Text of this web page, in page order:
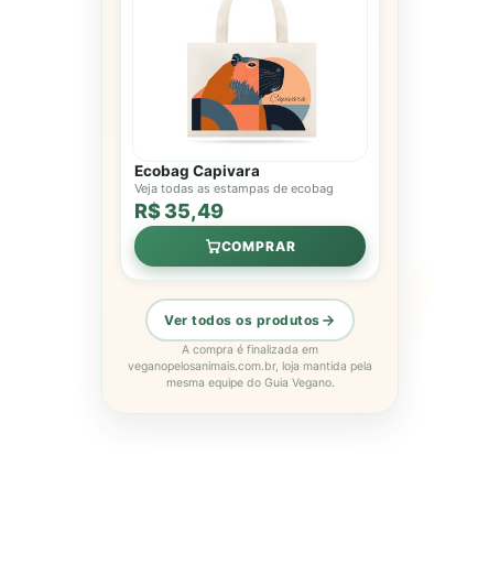
Ecobag Capivara
Veja todas as estampas de ecobag
R$ 35,49
COMPRAR
Ver todos os produtos
A compra é finalizada em
veganopelosanimais.com.br, loja mantida pela
mesma equipe do Guia Vegano.